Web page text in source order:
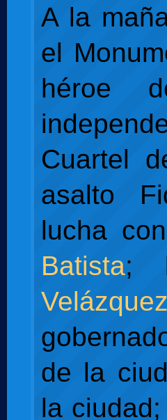
A la
el
héroe
Cuartel
asalto
lucha
Batista;
de la
la